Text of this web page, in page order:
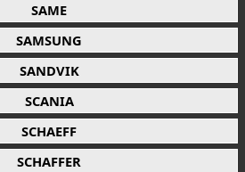
SAME
SAMSUNG
SANDVIK
SCANIA
SCHAEFF
SCHAFFER